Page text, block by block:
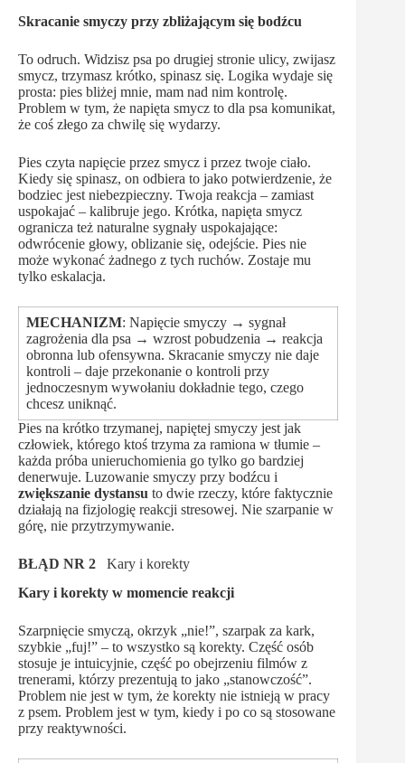
Skracanie smyczy przy zbliżającym się bodźcu
To odruch. Widzisz psa po drugiej stronie ulicy, zwijasz
smycz, trzymasz krótko, spinasz się. Logika wydaje się
prosta: pies bliżej mnie, mam nad nim kontrolę.
Problem w tym, że napięta smycz to dla psa komunikat,
że coś złego za chwilę się wydarzy.
Pies czyta napięcie przez smycz i przez twoje ciało.
Kiedy się spinasz, on odbiera to jako potwierdzenie, że
bodziec jest niebezpieczny. Twoja reakcja – zamiast
uspokajać – kalibruje jego. Krótka, napięta smycz
ogranicza też naturalne sygnały uspokajające:
odwrócenie głowy, oblizanie się, odejście. Pies nie
może wykonać żadnego z tych ruchów. Zostaje mu
tylko eskalacja.
MECHANIZM: Napięcie smyczy → sygnał
zagrożenia dla psa → wzrost pobudzenia → reakcja
obronna lub ofensywna. Skracanie smyczy nie daje
kontroli – daje przekonanie o kontroli przy
jednoczesnym wywołaniu dokładnie tego, czego
chcesz uniknąć.
Pies na krótko trzymanej, napiętej smyczy jest jak
człowiek, którego ktoś trzyma za ramiona w tłumie –
każda próba unieruchomienia go tylko go bardziej
denerwuje. Luzowanie smyczy przy bodźcu i
zwiększanie dystansu to dwie rzeczy, które faktycznie
działają na fizjologię reakcji stresowej. Nie szarpanie w
górę, nie przytrzymywanie.
BŁĄD NR 2 Kary i korekty
Kary i korekty w momencie reakcji
Szarpnięcie smyczą, okrzyk „nie!”, szarpak za kark,
szybkie „fuj!” – to wszystko są korekty. Część osób
stosuje je intuicyjnie, część po obejrzeniu filmów z
trenerami, którzy prezentują to jako „stanowczość”.
Problem nie jest w tym, że korekty nie istnieją w pracy
z psem. Problem jest w tym, kiedy i po co są stosowane
przy reaktywności.